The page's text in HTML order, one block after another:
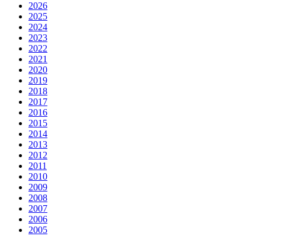
2026
2025
2024
2023
2022
2021
2020
2019
2018
2017
2016
2015
2014
2013
2012
2011
2010
2009
2008
2007
2006
2005